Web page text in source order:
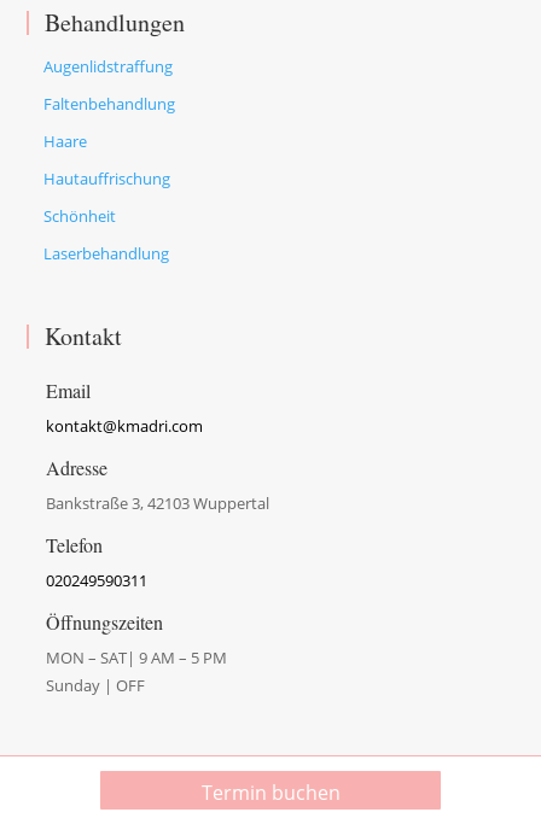
Behandlungen
Augenlidstraffung
Faltenbehandlung
Haare
Hautauffrischung
Schönheit
Laserbehandlung
Kontakt
Email
kontakt@kmadri.com
Adresse
Bankstraße 3, 42103 Wuppertal
Telefon
020249590311
Öffnungszeiten
MON – SAT| 9 AM – 5 PM
Sunday | OFF
Termin buchen